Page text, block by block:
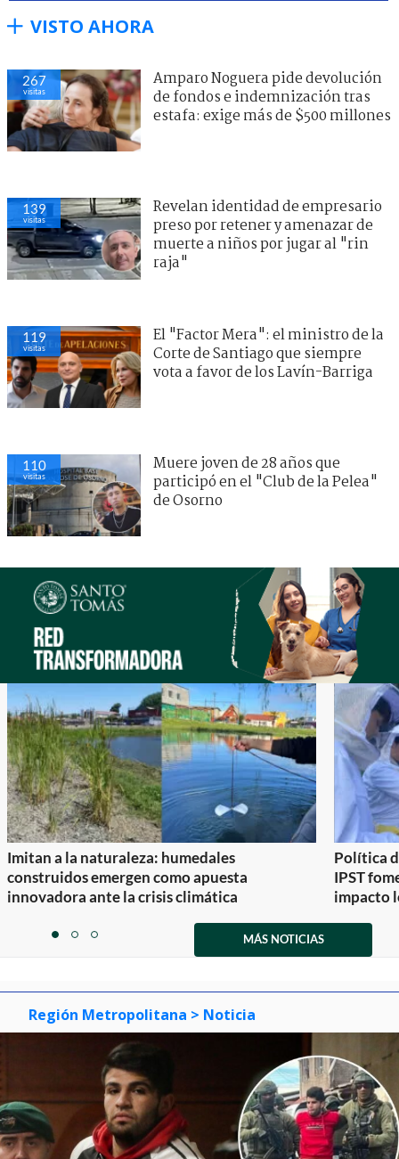
VISTO AHORA
267
visitas
Amparo Noguera pide devolución
de fondos e indemnización tras
estafa: exige más de $500 millones
139
visitas
Revelan identidad de empresario
preso por retener y amenazar de
muerte a niños por jugar al "rin
raja"
119
visitas
El "Factor Mera": el ministro de la
Corte de Santiago que siempre
vota a favor de los Lavín-Barriga
110
visitas
Muere joven de 28 años que
participó en el "Club de la Pelea"
de Osorno
Imitan a la naturaleza: humedales
construidos emergen como apuesta
innovadora ante la crisis climática
Política
IPST
impacto
itemitemitem
MÁS NOTICIAS
Región Metropolitana > Noticia